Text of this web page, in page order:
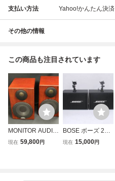
支払い方法 Yahoo!かんたん決済
その他の情報
この商品も注目されています
MONITOR AUDIO
Radius 90 モニ
現在 59,800円
BOSE ボーズ 201
スピーカーペア セ
現在 15,000円